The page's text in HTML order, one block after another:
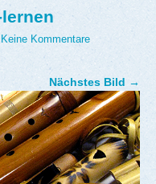
Keine Kommentare
Nächstes Bild →